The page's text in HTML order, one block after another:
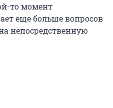
то момент
еще больше вопросов
непосредственную